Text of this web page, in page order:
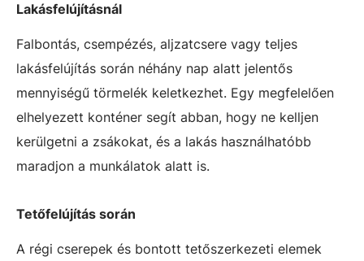
Lakásfelújításnál
Falbontás, csempézés, aljzatcsere vagy teljes
lakásfelújítás során néhány nap alatt jelentős
mennyiségű törmelék keletkezhet. Egy megfelelően
elhelyezett konténer segít abban, hogy ne kelljen
kerülgetni a zsákokat, és a lakás használhatóbb
maradjon a munkálatok alatt is.
Tetőfelújítás során
A régi cserepek és bontott tetőszerkezeti elemek